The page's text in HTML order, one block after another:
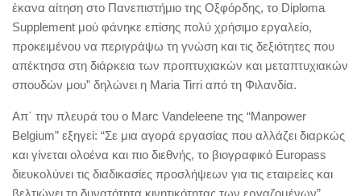
έκανα αίτηση στο Πανεπιστήμιο της Οξφόρδης, το Diploma
Supplement μού φάνηκε επίσης πολύ χρήσιμο εργαλείο,
προκειμένου να περιγράψω τη γνώση και τις δεξιότητες που
απέκτησα στη διάρκεια των προπτυχιακών και μεταπτυχιακών
σπουδών μου” δηλώνει η Μaria Tirri από τη Φιλανδία.
Απ΄ την πλευρά του ο Marc Vandeleene της “Manpower
Belgium” εξηγεί: “Σε μια αγορά εργασίας που αλλάζει διαρκώς
και γίνεται ολοένα και πιο διεθνής, το βιογραφικό Europass
διευκολύνει τις διαδικασίες προσλήψεων για τις εταιρείες και
βελτιώνει τη δυνατότητα κινητικότητας των εργαζομένων”.